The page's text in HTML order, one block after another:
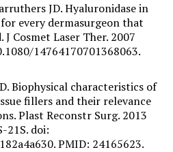
JD. Hyaluronidase in
every dermasurgeon that
Cosmet Laser Ther. 2007
14764170701368063.
Biophysical characteristics of
fillers and their relevance
Plast Reconstr Surg. 2013
21S. doi:
PMID: 24165623.